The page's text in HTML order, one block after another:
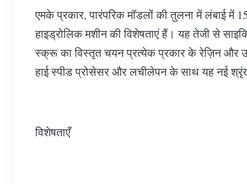
एमके प्रकार, पारंपरिक मॉडलों की तुलना में लंबाई में
हाइड्रोलिक मशीन की विशेषताएं हैं। यह तेजी से
स्क्रू का विस्तृत चयन प्रत्येक प्रकार के रेज़िन और
हाई स्पीड प्रोसेसर और लचीलेपन के साथ यह नई
विशेषताएँ